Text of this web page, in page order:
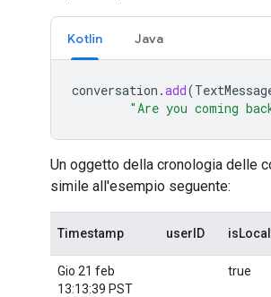
Kotlin Java
conversation .add(
"Are you coming
Un oggetto della cronologia delle
simile all'esempio seguente:
Timestamp userID
Gio 21 feb
13:13:39 PST
true